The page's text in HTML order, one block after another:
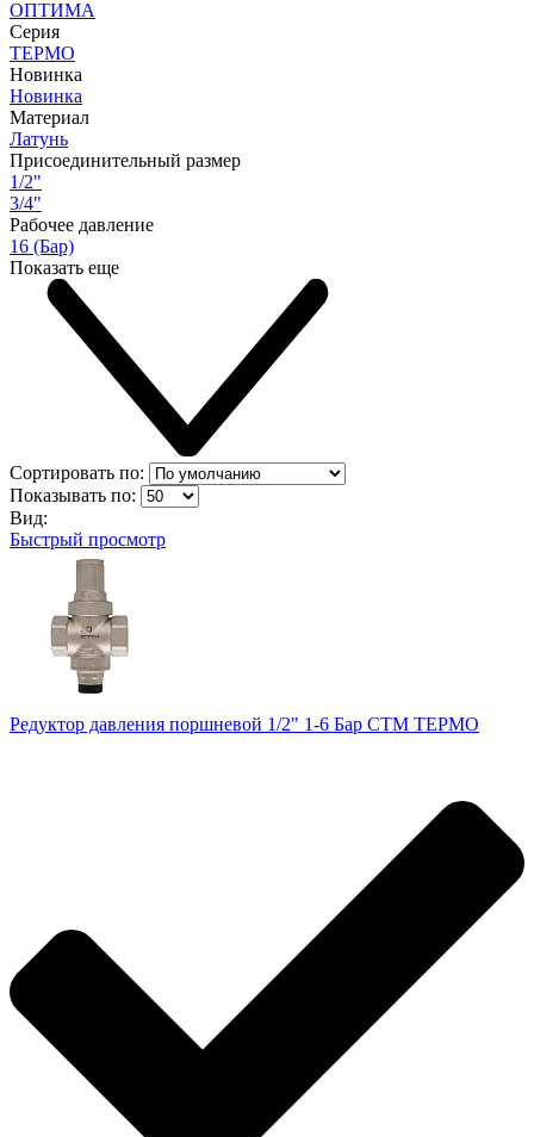
ОПТИМА
Серия
ТЕРМО
Новинка
Новинка
Материал
Латунь
Присоединительный размер
1/2"
3/4"
Рабочее давление
16 (Бар)
Показать еще
Сортировать по:
Показывать по:
Вид:
Быстрый просмотр
Редуктор давления поршневой 1/2" 1-6 Бар СТМ ТЕРМО